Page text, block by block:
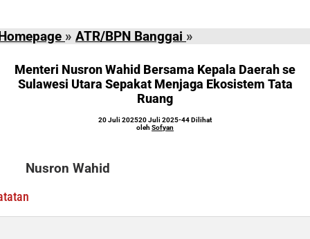
» ATR/BPN Banggai »
Wahid
Bersama
Daerah
Menteri Nusron Wahid Bersama Kepala Daerah se
Sulawesi Utara Sepakat Menjaga Ekosistem Tata
Ruang
20 Juli 202520 Juli 2025oleh
-44 Dilihat
oleh Sofyan
Nusron Wahid